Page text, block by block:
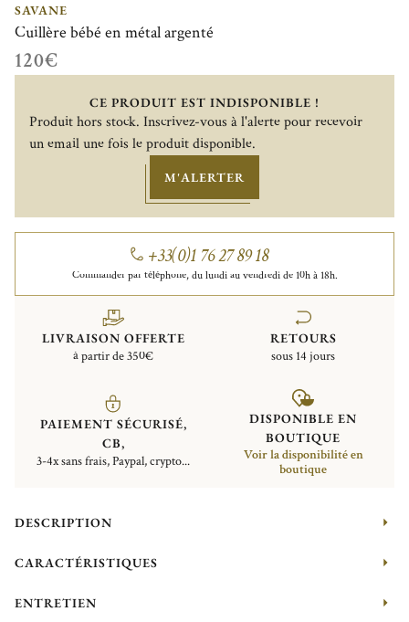
SAVANE
Cuillère bébé en métal argenté
120€
CE PRODUIT EST INDISPONIBLE !
Produit hors stock. Inscrivez-vous à l'alerte pour recevoir
un email une fois le produit disponible.
M'ALERTER
+33(0)1 76 27 89 18
Commander par téléphone, du lundi au vendredi de 10h à 18h.
LIVRAISON OFFERTE
à partir de 350€
RETOURS
sous 14 jours
PAIEMENT SÉCURISÉ,
CB,
3-4x sans frais, Paypal, crypto...
DISPONIBLE EN
BOUTIQUE
Voir la disponibilité en
boutique
DESCRIPTION
CARACTÉRISTIQUES
ENTRETIEN